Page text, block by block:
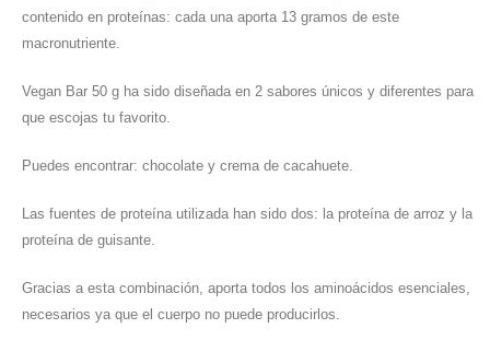
contenido en proteínas: cada una aporta 13 gramos de este
macronutriente.
Vegan Bar 50 g ha sido diseñada en 2 sabores únicos y diferentes para
que escojas tu favorito.
Puedes encontrar: chocolate y crema de cacahuete.
Las fuentes de proteína utilizada han sido dos: la proteína de arroz y la
proteína de guisante.
Gracias a esta combinación, aporta todos los aminoácidos esenciales,
necesarios ya que el cuerpo no puede producirlos.